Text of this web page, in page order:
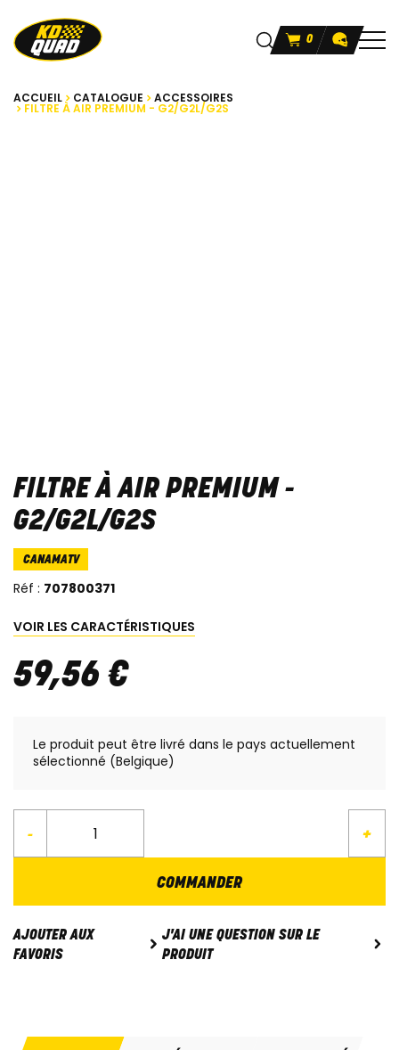
0
ACCUEIL CATALOGUE ACCESSOIRES
FILTRE À AIR PREMIUM - G2/G2L/G2S
FILTRE À AIR PREMIUM -
G2/G2L/G2S
CANAMATV
Réf : 707800371
VOIR LES CARACTÉRISTIQUES
59,56 €
Le produit peut être livré dans le pays actuellement
sélectionné (Belgique)
- +
COMMANDER
AJOUTER AUX
FAVORIS
J'AI UNE QUESTION SUR LE
PRODUIT